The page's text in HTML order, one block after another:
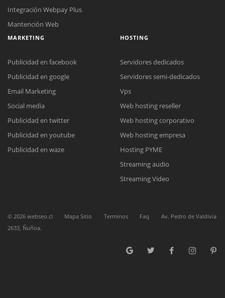
Reunión online
Nuestros ejecutivos le enviarán un correo electrónico con el enlace a
Meet para la reunión online.
Cotización
Complete el formulario y nos contactaremos a la brevedad.
Chat Online
para enviarnos un correo electrónico con sus datos personales.
Integración Webpay Plus
Mantención Web
MARKETING
Publicidad en facebook
Publicidad en google
Email Marketing
Social media
Publicidad en twitter
Publicidad en youtube
Publicidad en waze
HOSTING
Servidores dedicados
Servidores semi-dedicados
Vps
Web hosting reseller
Web hosting corporativo
Web hosting empresa
Hosting PYME
Streaming audio
Streaming Video
© 2026 webseo.cl Mapa Sitio Terminos Faq
Av. Pedro de Valdivia
2633, Ñuñoa.